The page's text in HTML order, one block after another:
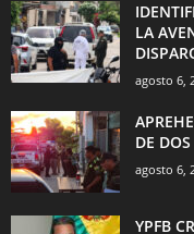
LA
agosto 6,
DE
agosto 6,
YPFB